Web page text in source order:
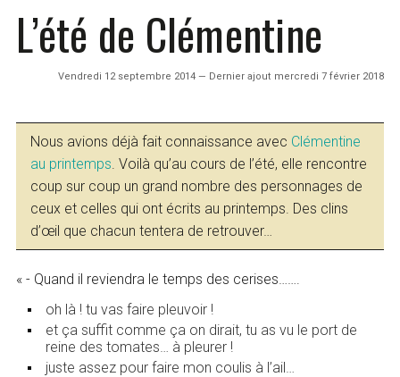
L’été de Clémentine
Vendredi 12 septembre 2014 — Dernier ajout mercredi 7 février 2018
Nous avions déjà fait connaissance avec Clémentine
au printemps . Voilà qu’au cours de l’été, elle rencontre
coup sur coup un grand nombre des personnages de
ceux et celles qui ont écrits au printemps. Des clins
d’œil que chacun tentera de retrouver…
« - Quand il reviendra le temps des cerises…….
oh là ! tu vas faire pleuvoir !
et ça suffit comme ça on dirait, tu as vu le port de
reine des tomates… à pleurer !
juste assez pour faire mon coulis à l’ail…